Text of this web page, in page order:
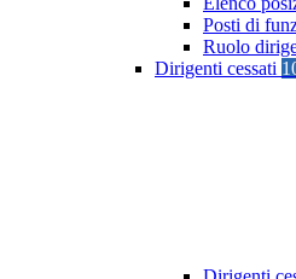
Posti di
Ruolo
Dirigenti cessati